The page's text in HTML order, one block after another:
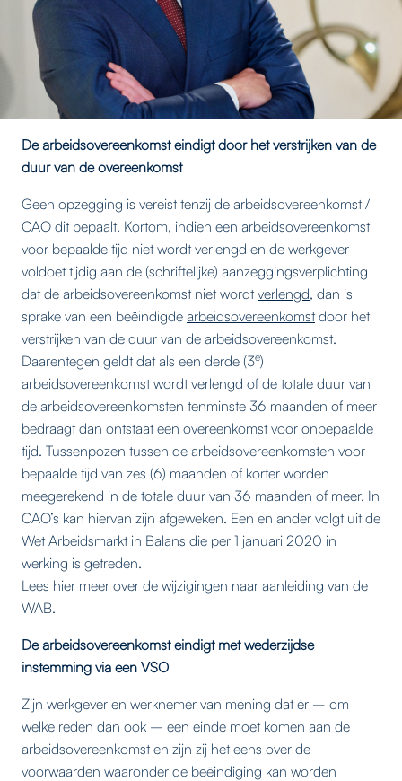
De arbeidsovereenkomst eindigt door het verstrijken van de
duur van de overeenkomst
Geen opzegging is vereist tenzij de arbeidsovereenkomst /
CAO dit bepaalt. Kortom, indien een arbeidsovereenkomst
voor bepaalde tijd niet wordt verlengd en de werkgever
voldoet tijdig aan de (schriftelijke) aanzeggingsverplichting
dat de arbeidsovereenkomst niet wordtverlengd, dan is
sprake van een beëindigde arbeidsovereenkomstdoor het
verstrijken van de duur van de arbeidsovereenkomst.
Daarentegen geldt dat als een derde (3e)
arbeidsovereenkomst wordt verlengd of de totale duur van
de arbeidsovereenkomsten tenminste 36 maanden of meer
bedraagt dan ontstaat een overeenkomst voor onbepaalde
tijd. Tussenpozen tussen de arbeidsovereenkomsten voor
bepaalde tijd van zes (6) maanden of korter worden
meegerekend in de totale duur van 36 maanden of meer. In
CAO’s kan hiervan zijn afgeweken. Een en ander volgt uit de
Wet Arbeidsmarkt in Balans die per 1 januari 2020 in
werking is getreden.
Lees hier meer over de wijzigingen naar aanleiding van de
WAB.
De arbeidsovereenkomst eindigt met wederzijdse
instemming via een VSO
Zijn werkgever en werknemer van mening dat er – om
welke reden dan ook – een einde moet komen aan de
arbeidsovereenkomst en zijn zij het eens over de
voorwaarden waaronder de beëindiging kan worden